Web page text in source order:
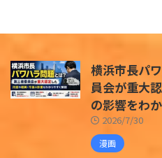
横浜市長パ
員会が重大
の影響をわ
2026/7/30
漫画